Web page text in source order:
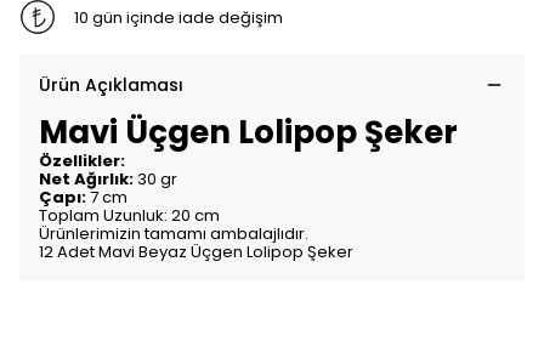
10 gün içinde iade değişim
Ürün Açıklaması
Mavi Üçgen Lolipop Şeker
Özellikler:
Net Ağırlık:30 gr
Çapı:7 cm
Toplam Uzunluk: 20 cm
Ürünlerimizin tamamı ambalajlıdır.
12 Adet Mavi Beyaz Üçgen Lolipop Şeker